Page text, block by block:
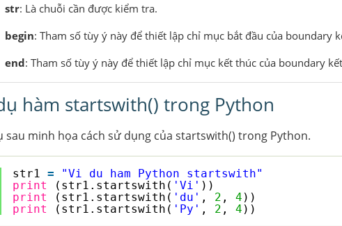
str: Là chuỗi cần được kiểm tra.
begin: Tham số tùy ý này để thiết lập chỉ mục bắt đầu của boundary
end: Tham số tùy ý này để thiết lập chỉ mục kết thúc của boundary
hàm startswith() trong Python
sau minh họa cách sử dụng của startswith() trong Python.
str1 =
"Vi du ham Python startswith"
print
(str1.startswith( 'Vi' ))
print
(str1.startswith( 'du' , 2 , 4 ))
print
(str1.startswith( 'Py' , 2 , 4 ))